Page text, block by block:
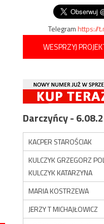
Telegramhttps://
WESPRZYJ
Darczyńcy -
KACPER STAROŚCIAK
KULCZYK GRZEGORZ
KULCZYK KATARZYNA
MARIA KOSTRZEWA
JERZY T MICHAJŁOWICZ